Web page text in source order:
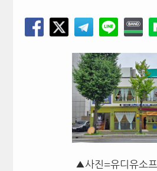
▲사진=유디유소